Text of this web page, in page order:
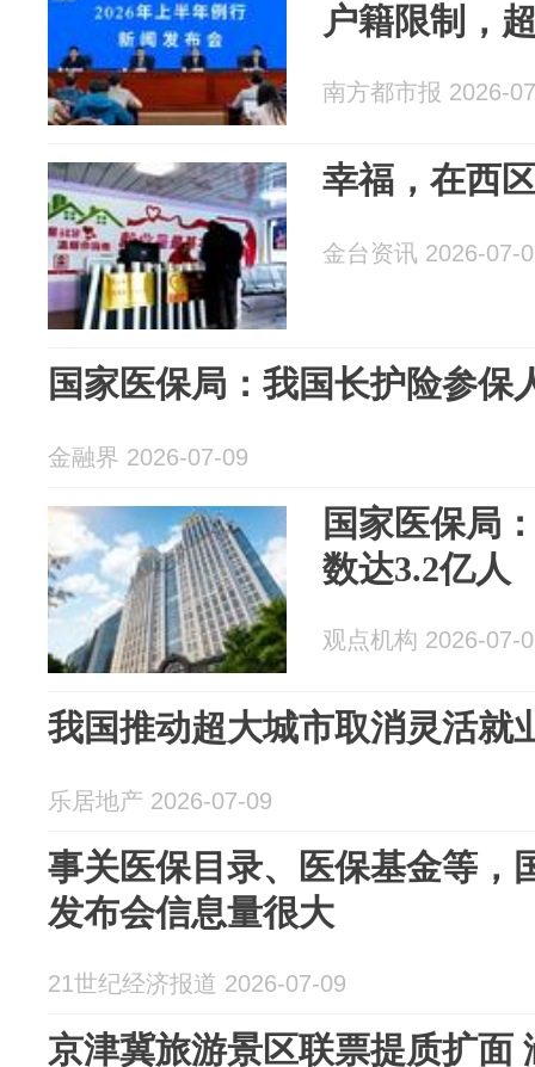
户籍限制，
南方都市报 2026-
幸福，在西
金台资讯 2026-07-
国家医保局：我国长护险参保
金融界 2026-07-09
国家医保局
数达3.2亿人
观点机构 2026-07-
我国推动超大城市取消灵活就
乐居地产 2026-07-09
事关医保目录、医保基金等，
发布会信息量很大
21世纪经济报道 2026-07-09
京津冀旅游景区联票提质扩面